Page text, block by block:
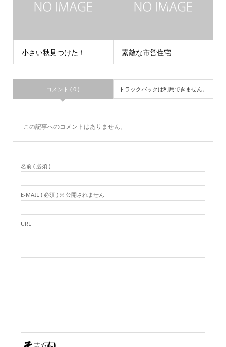
小さい秋見つけた！ 素敵な市営住宅
コメント ( 0 ) トラックバックは利用できません。
この記事へのコメントはありません。
名前 ( 必須 )
E-MAIL ( 必須 ) ※ 公開されません
URL